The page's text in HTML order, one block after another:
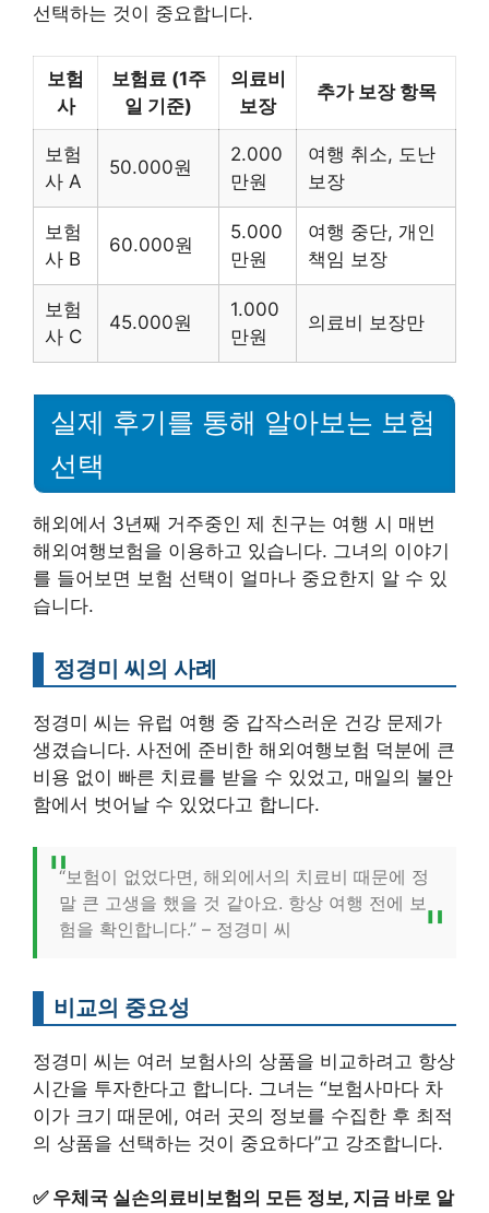
선택하는 것이 중요합니다.
보험
사
보험료 (1주
일 기준)
의료비
보장
추가 보장 항목
보험
사 A
50.000원
2.000
만원
여행 취소, 도난
보장
보험
사 B
60.000원
5.000
만원
여행 중단, 개인
책임 보장
보험
사 C
45.000원
1.000
만원
의료비 보장만
실제 후기를 통해 알아보는 보험
선택
해외에서 3년째 거주중인 제 친구는 여행 시 매번
해외여행보험을 이용하고 있습니다. 그녀의 이야기
를 들어보면 보험 선택이 얼마나 중요한지 알 수 있
습니다.
정경미 씨의 사례
정경미 씨는 유럽 여행 중 갑작스러운 건강 문제가
생겼습니다. 사전에 준비한 해외여행보험 덕분에 큰
비용 없이 빠른 치료를 받을 수 있었고, 매일의 불안
함에서 벗어날 수 있었다고 합니다.
“보험이 없었다면, 해외에서의 치료비 때문에 정
말 큰 고생을 했을 것 같아요. 항상 여행 전에 보
험을 확인합니다.” – 정경미 씨
비교의 중요성
정경미 씨는 여러 보험사의 상품을 비교하려고 항상
시간을 투자한다고 합니다. 그녀는 “보험사마다 차
이가 크기 때문에, 여러 곳의 정보를 수집한 후 최적
의 상품을 선택하는 것이 중요하다”고 강조합니다.
✅ 우체국 실손의료비보험의 모든 정보, 지금 바로 알